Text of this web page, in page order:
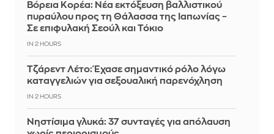
Βόρεια Κορέα: Νέα εκτόξευση βαλλιστικού
πυραύλου προς τη Θάλασσα της Ιαπωνίας –
Σε επιφυλακή Σεούλ και Τόκιο
IN 2 HOURS
Τζάρεντ Λέτο: Έχασε σημαντικό ρόλο λόγω
καταγγελιών για σεξουαλική παρενόχληση
IN 2 HOURS
Νηστίσιμα γλυκά: 37 συνταγές για απόλαυση